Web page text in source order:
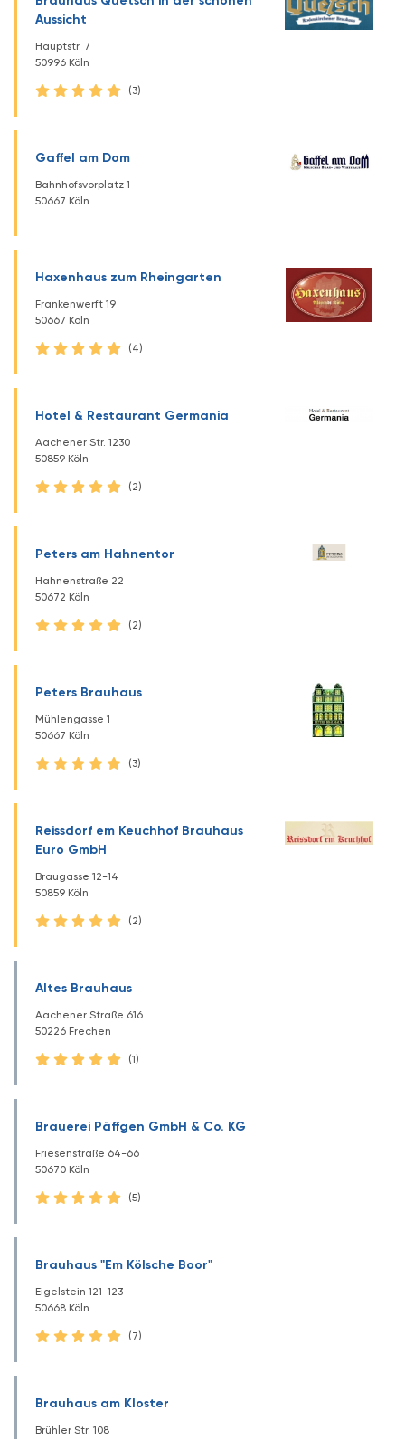
Aussicht
Hauptstr. 7
50996 Köln
(3)
Gaffel am Dom
Bahnhofsvorplatz 1
50667 Köln
Haxenhaus zum Rheingarten
Frankenwerft 19
50667 Köln
(4)
Hotel & Restaurant Germania
Aachener Str. 1230
50859 Köln
(2)
Peters am Hahnentor
Hahnenstraße 22
50672 Köln
(2)
Peters Brauhaus
Mühlengasse 1
50667 Köln
(3)
Reissdorf em Keuchhof Brauhaus
Euro GmbH
Braugasse 12-14
50859 Köln
(2)
Altes Brauhaus
Aachener Straße 616
50226 Frechen
(1)
Brauerei Päffgen GmbH & Co. KG
Friesenstraße 64-66
50670 Köln
(5)
Brauhaus "Em Kölsche Boor"
Eigelstein 121-123
50668 Köln
(7)
Brauhaus am Kloster
Brühler Str. 108